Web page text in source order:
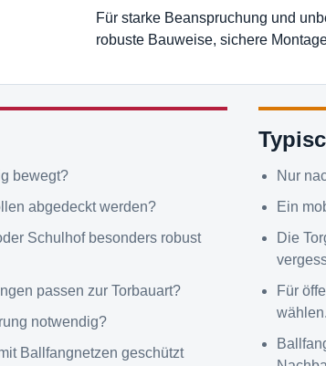
Für starke Beanspruchung und
robuste Bauweise, sichere
bewegt?
abgedeckt werden?
Schulhof besonders robust
passen zur Torbauart?
notwendig?
Ballfangnetzen geschützt
Nur
Ein
Die
Für
wählen.